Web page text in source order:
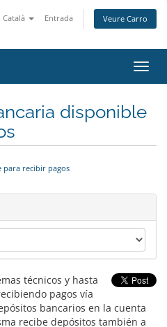
Català Entrada Veure Carro
la
disponible
para recibir pagos
técnicos y hasta
pagos vía
bancarios en la cuenta
recibe depósitos también a